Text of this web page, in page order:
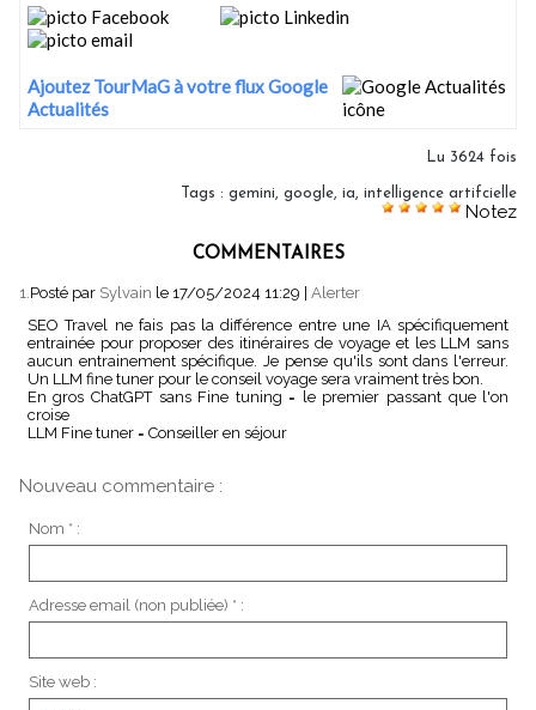
Ajoutez TourMaG à votre flux Google
Actualités
Lu 3624 fois
Tags : gemini, google, ia, intelligence artifcielle
Notez
COMMENTAIRES
1.Posté par Sylvain le 17/05/2024 11:29
Alerter
SEO Travel ne fais pas la différence entre une IA spécifiquement
entrainée pour proposer des itinéraires de voyage et les LLM sans
aucun entrainement spécifique. Je pense qu'ils sont dans l'erreur.
Un LLM fine tuner pour le conseil voyage sera vraiment très bon.
En gros ChatGPT sans Fine tuning = le premier passant que l'on
croise
LLM Fine tuner = Conseiller en séjour
Nouveau commentaire :
Nom * :
Adresse email (non publiée) * :
Site web :